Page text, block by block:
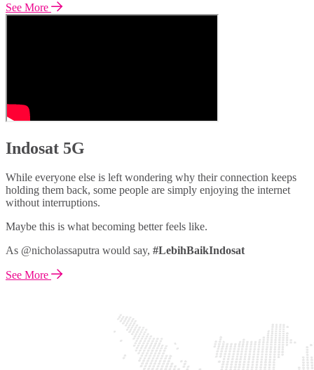
See More
Indosat 5G
While everyone else is left wondering why their connection keeps
holding them back, some people are simply enjoying the internet
without interruptions.
Maybe this is what becoming better feels like.
As @nicholassaputra would say, #LebihBaikIndosat
See More